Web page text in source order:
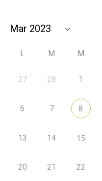
L M M
27 28 1
6 7 8
13 14 15
20 21 22